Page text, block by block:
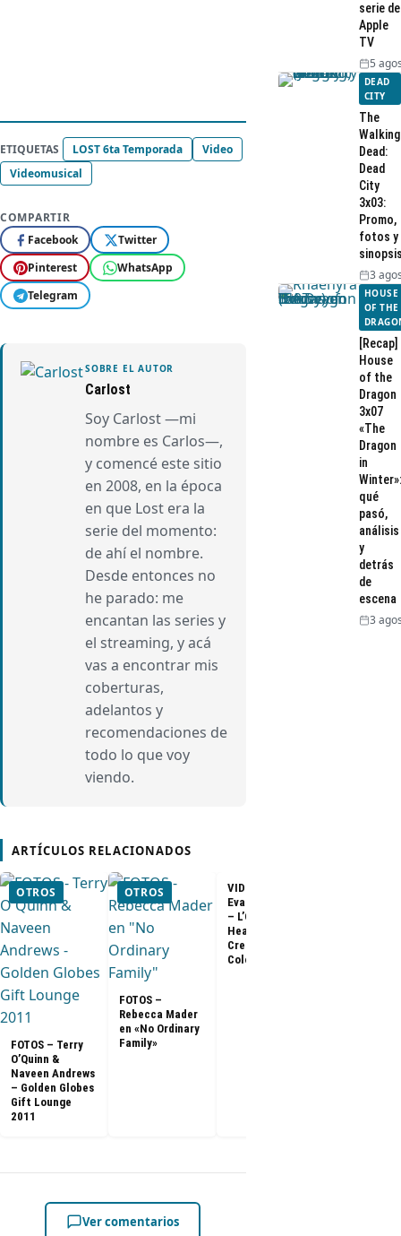
ETIQUETAS LOST 6ta Temporada
Video
Videomusical
COMPARTIR
Facebook
Twitter
Pinterest
WhatsApp
Telegram
SOBRE EL AUTOR
Carlost
Soy Carlost —mi
nombre es Carlos—,
y comencé este sitio
en 2008, en la época
en que Lost era la
serie del momento:
de ahí el nombre.
Desde entonces no
he parado: me
encantan las series y
el streaming, y acá
vas a encontrar mis
coberturas,
adelantos y
recomendaciones de
todo lo que voy
viendo.
ARTÍCULOS RELACIONADOS
OTROS
FOTOS – Terry
O’Quinn &
Naveen Andrews
– Golden Globes
Gift Lounge
2011
OTROS
FOTOS –
Rebecca Mader
en «No Ordinary
Family»
VIDEO –
Evangeline Lilly
– L’Oreal
Healthy Look
Creme Gloss
Color [HD]
Ver comentarios
serie de
Apple
TV
5
DEAD
CITY
The
Walking
Dead:
Dead
City
3x03:
Promo,
fotos y
3
HOUSE
OF THE
[Recap]
House
of the
Dragon
3x07
«The
Dragon
in
Winter»:
qué
pasó,
análisis
y
detrás
de
escena
3